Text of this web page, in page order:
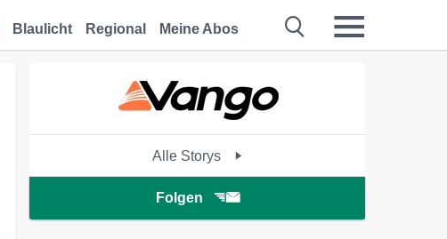
Blaulicht Regional Meine Abos
Alle Storys
Folgen